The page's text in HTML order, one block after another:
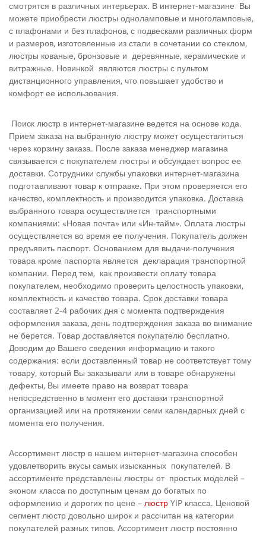
смотрятся в различных интерьерах. В интернет-магазине Вы
можете приобрести люстры одноламповые и многоламповые,
с плафонами и без плафонов, с подвесками различных форм
и размеров, изготовленные из стали в сочетании со стеклом,
люстры кованые, бронзовые и деревянные, керамические и
витражные. Новинкой являются люстры с пультом
дистанционного управления, что повышает удобство и
комфорт ее использования.
Поиск люстр в интернет-магазине ведется на основе кода.
Прием заказа на выбранную люстру может осуществляться
через корзину заказа. После заказа менеджер магазина
связывается с покупателем люстры и обсуждает вопрос ее
доставки. Сотрудники службы упаковки интернет-магазина
подготавливают товар к отправке. При этом проверяется его
качество, комплектность и производится упаковка. Доставка
выбранного товара осуществляется транспортными
компаниями: «Новая почта» или «Ин-тайм». Оплата люстры
осуществляется во время ее получения. Покупатель должен
предъявить паспорт. Основанием для выдачи-получения
товара кроме паспорта является декларация транспортной
компании. Перед тем, как произвести оплату товара
покупателем, необходимо проверить целостность упаковки,
комплектность и качество товара. Срок доставки товара
составляет 2-4 рабочих дня с момента подтверждения
оформления заказа, день подтверждения заказа во внимание
не берется. Товар доставляется покупателю бесплатно.
Доводим до Вашего сведения информацию и такого
содержания: если доставленный товар не соответствует тому
товару, который Вы заказывали или в товаре обнаружены
дефекты, Вы имеете право на возврат товара
непосредственно в момент его доставки транспортной
организацией или на протяжении семи календарных дней с
момента его получения.
Ассортимент люстр в нашем интернет-магазина способен
удовлетворить вкусы самых изысканных покупателей. В
ассортименте представлены люстры от простых моделей –
эконом класса по доступным ценам до богатых по
оформлению и дорогих по цене – люстр YIP класса. Ценовой
сегмент люстр довольно широк и рассчитан на категории
покупателей разных типов. Ассортимент люстр постоянно